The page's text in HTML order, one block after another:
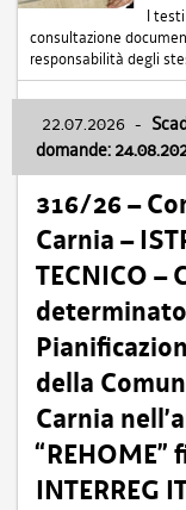
I
consultazione
responsabilità degli
22.07.2026 -
domande:
316/26 –
Carnia –
TECNICO –
della
Carnia
INTERREG